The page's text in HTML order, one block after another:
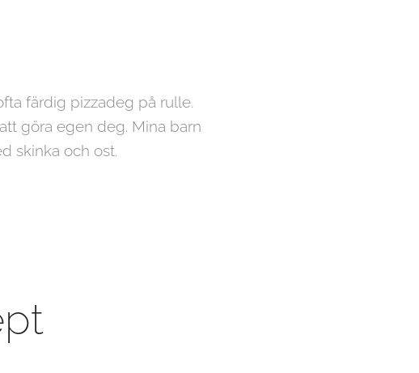
färdig pizzadeg på rulle.
göra egen deg. Mina barn
skinka och ost.